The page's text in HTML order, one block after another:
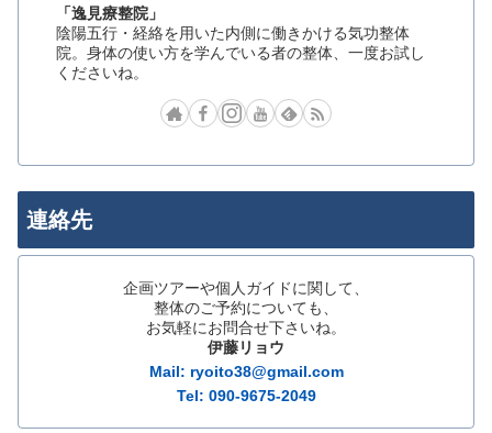
「逸見療整院」
陰陽五行・経絡を用いた内側に働きかける気功整体
院。身体の使い方を学んでいる者の整体、一度お試し
くださいね。
連絡先
企画ツアーや個人ガイドに関して、
整体のご予約についても、
お気軽にお問合せ下さいね。
伊藤リョウ
Mail: ryoito38@gmail.com
Tel: 090-9675-2049